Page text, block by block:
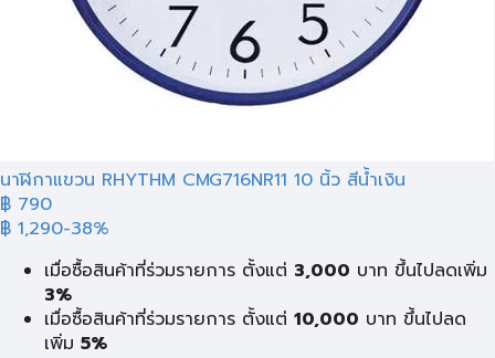
นาฬิกาแขวน RHYTHM CMG716NR11 10 นิ้ว สีน้ำเงิน
฿ 790
฿ 1,290-38%
เมื่อซื้อสินค้าที่ร่วมรายการ ตั้งแต่ 3,000 บาท ขึ้นไปลดเพิ่ม
3%
เมื่อซื้อสินค้าที่ร่วมรายการ ตั้งแต่ 10,000 บาท ขึ้นไปลด
เพิ่ม 5%